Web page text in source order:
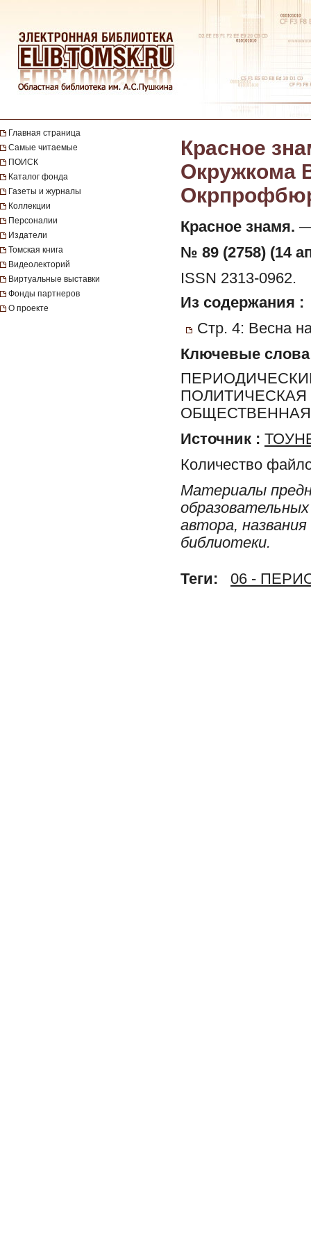
Главная страница
Самые читаемые
ПОИСК
Каталог фонда
Газеты и журналы
Коллекции
Персоналии
Издатели
Томская книга
Видеолекторий
Виртуальные выставки
Фонды партнеров
О проекте
Красное
Окружкома
Красное знамя. —
№ 89 (2758) (14
ISSN 2313-0962.
Из содержания :
Стр. 4: Весна
Ключевые слова
Источник :
Количество
Материалы
автора,
библиотеки.
Теги: 06 -